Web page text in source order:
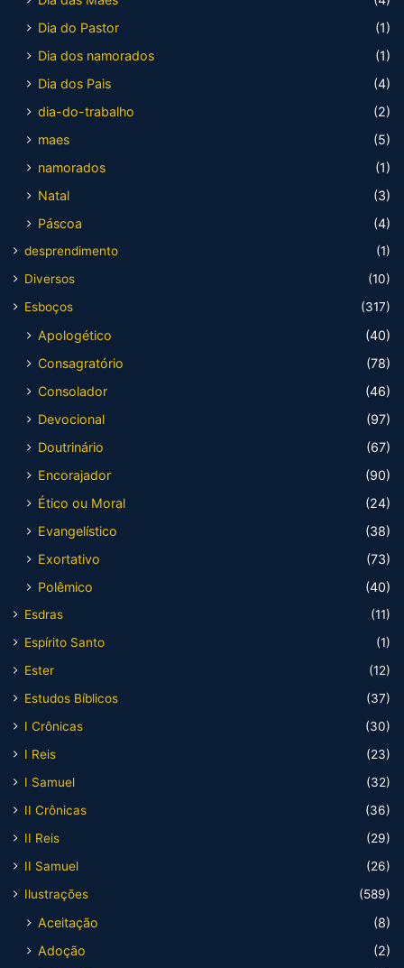
Dia do Pastor
(1)
Dia dos namorados
(1)
Dia dos Pais
(4)
dia-do-trabalho
(2)
maes
(5)
namorados
(1)
Natal
(3)
Páscoa
(4)
desprendimento
(1)
Diversos
(10)
Esboços
(317)
Apologético
(40)
Consagratório
(78)
Consolador
(46)
Devocional
(97)
Doutrinário
(67)
Encorajador
(90)
Ético ou Moral
(24)
Evangelístico
(38)
Exortativo
(73)
Polêmico
(40)
Esdras
(11)
Espírito Santo
(1)
Ester
(12)
Estudos Bíblicos
(37)
I Crônicas
(30)
I Reis
(23)
I Samuel
(32)
II Crônicas
(36)
II Reis
(29)
II Samuel
(26)
Ilustrações
(589)
Aceitação
(8)
Adoção
(2)